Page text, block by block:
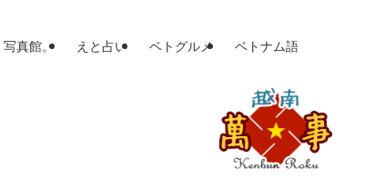
写真館。 えと占い ベトグルメ ベトナム語